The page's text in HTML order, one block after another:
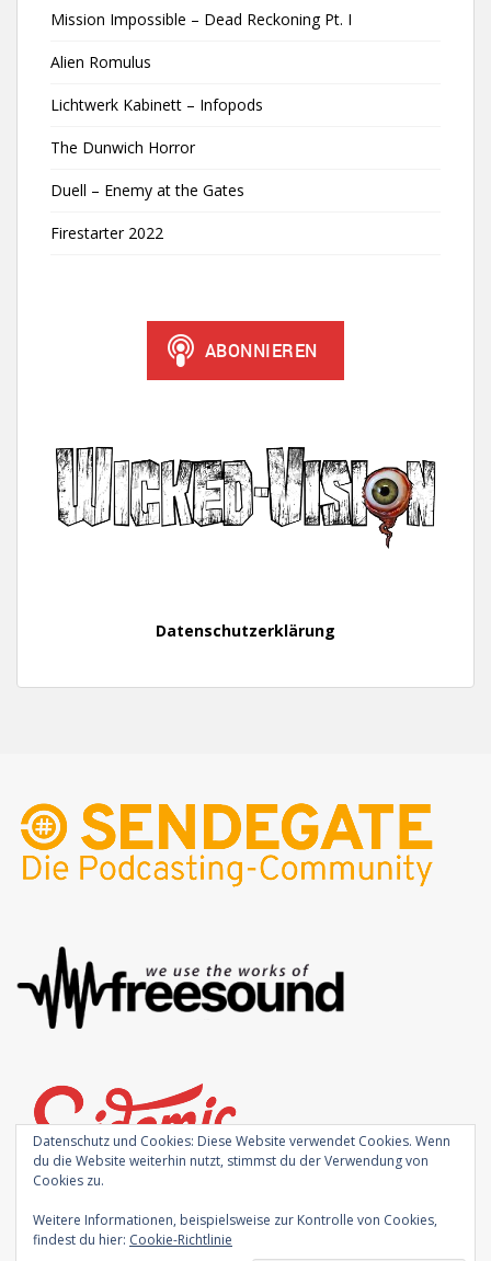
Mission Impossible – Dead Reckoning Pt. I
Alien Romulus
Lichtwerk Kabinett – Infopods
The Dunwich Horror
Duell – Enemy at the Gates
Firestarter 2022
Datenschutzerklärung
Datenschutz und Cookies: Diese Website verwendet Cookies. Wenn
du die Website weiterhin nutzt, stimmst du der Verwendung von
Cookies zu.
Weitere Informationen, beispielsweise zur Kontrolle von Cookies,
findest du hier: Cookie-Richtlinie